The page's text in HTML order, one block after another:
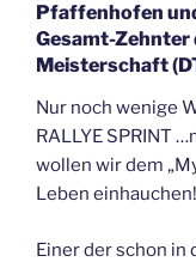
Pfaffenhofen
Gesamt-Zehnter
Meisterschaft
Nur noch wenige
RALLYE SPRINT
wollen wir dem
Leben einhauchen!
Einer der schon in